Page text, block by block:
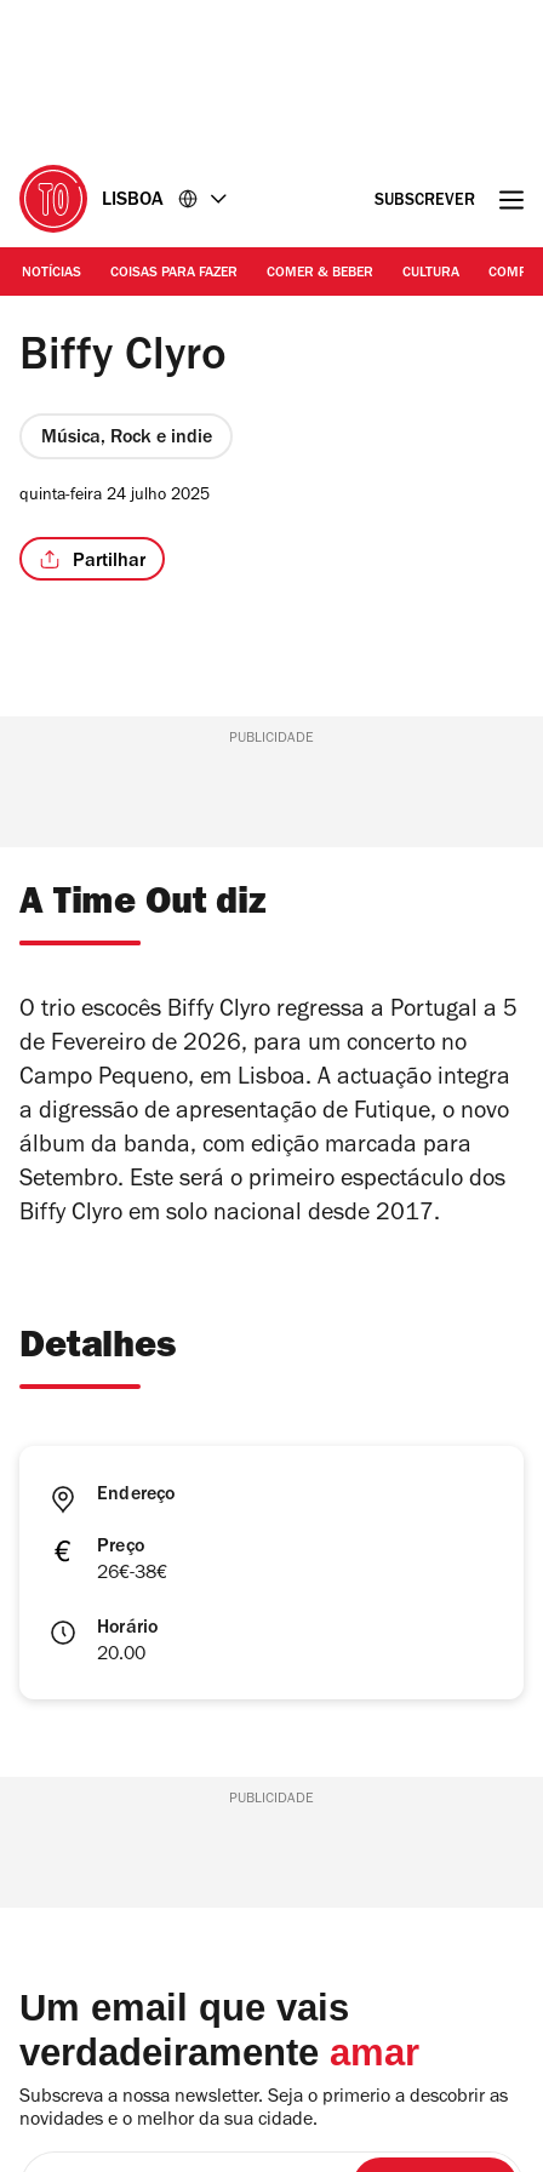
LISBOA SUBSCREVER
NOTÍCIAS COISAS PARA FAZER COMER & BEBER CULTURA
DR | Biffy Clyro
Biffy Clyro
Música, Rock e indie
quinta-feira 24 julho 2025
Partilhar
PUBLICIDADE
A Time Out diz
O trio escocês Biffy Clyro regressa a Portugal a 5
de Fevereiro de 2026, para um concerto no
Campo Pequeno, em Lisboa. A actuação integra
a digressão de apresentação de Futique, o novo
álbum da banda, com edição marcada para
Setembro. Este será o primeiro espectáculo dos
Biffy Clyro em solo nacional desde 2017.
Detalhes
Endereço
Preço
26€-38€
Horário
20.00
PUBLICIDADE
Um email que vais
verdadeiramente amar
Subscreva a nossa newsletter. Seja o primerio a descobrir as
novidades e o melhor da sua cidade.